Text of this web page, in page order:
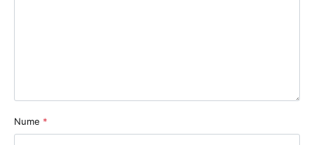
Nume *